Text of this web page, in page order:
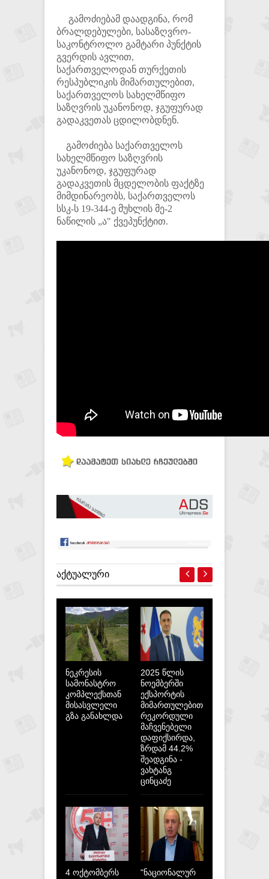
გამოძიებამ დაადგინა, რომ
ბრალდებულები, სასაზღვრო-
საკონტროლო გამტარი პუნქტის
გვერდის ავლით,
საქართველოდან თურქეთის
რესპუბლიკის მიმართულებით,
საქართველოს სახელმწიფო
საზღვრის უკანონოდ, ჯგუფურად
გადაკვეთას ცდილობდნენ.
გამოძიება საქართველოს
სახელმწიფო საზღვრის
უკანონოდ, ჯგუფურად
გადაკვეთის მცდელობის ფაქტზე
მიმდინარეობს, საქართველოს
სსკ-ს 19-344-ე მუხლის მე-2
ნაწილის „ა" ქვეპუნქტით.
ᲐᲥᲢᲣᲐᲚᲣᲠᲘ
ნეკრესის
სამონასტრო
კომპლექსთან
მისასვლელი
გზა განახლდა
2025 წლის
ნოემბერში
ექსპორტის
მიმართულებით
რეკორდული
მაჩვენებელი
დაფიქსირდა,
ზრდამ 44.2%
შეადგინა -
ვახტანგ
ცინცაძე
4 ოქტომბერს
"ნაციონალურ